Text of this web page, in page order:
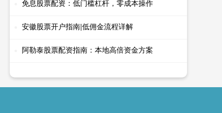
免息股票配资：低门槛杠杆，零成本操作
安徽股票开户指南|低佣金流程详解
阿勒泰股票配资指南：本地高倍资金方案